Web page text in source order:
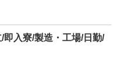
即入寮/製造・工場/日勤/